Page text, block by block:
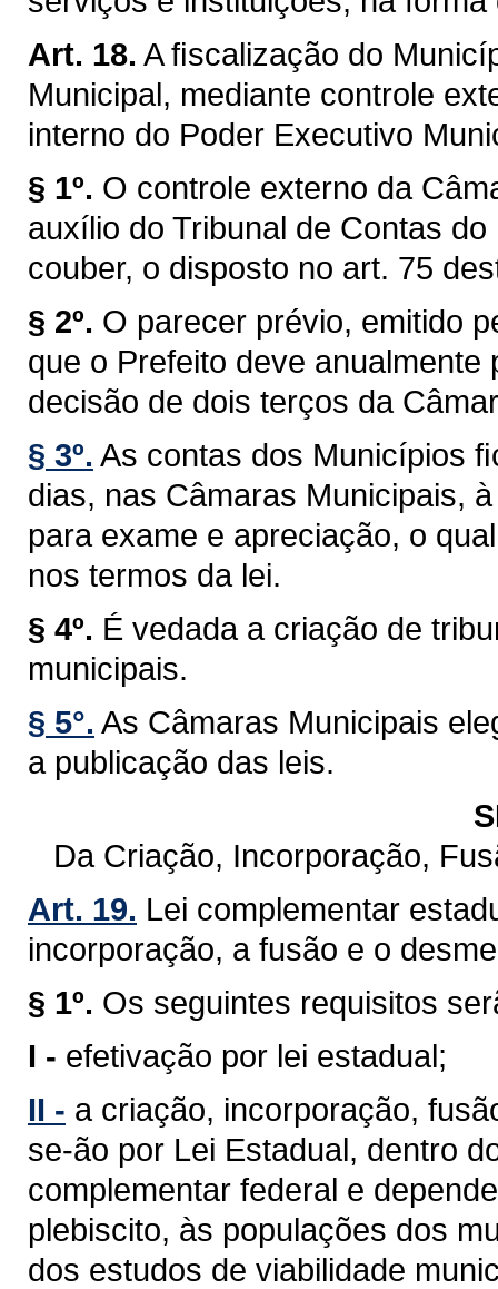
Art. 18. A ﬁscalização do
Municipal, mediante controle
interno do Poder Executivo
§ 1º. O controle externo da
auxílio do Tribunal de Contas
couber, o disposto no art. 75
§ 2º. O parecer prévio, emitido
que o Prefeito deve
decisão de dois terços da
§ 3º. As contas dos Municípios
dias, nas Câmaras Municipais,
para exame e apreciação, o
nos termos da lei.
§ 4º. É vedada a criação de
municipais.
§ 5°. As Câmaras Municipais
a publicação das leis.
Da Criação, Incorporação,
Art. 19. Lei complementar
incorporação, a fusão e o
§ 1º. Os seguintes requisitos
I - efetivação por lei estadual;
II - a criação, incorporação,
se-ão por Lei Estadual, dentro
complementar federal e
plebiscito, às populações dos
dos estudos de viabilidade